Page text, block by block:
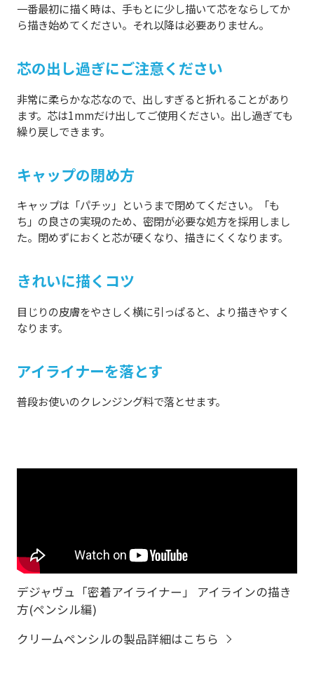
一番最初に描く時は、手もとに少し描いて芯をならしてか
ら描き始めてください。それ以降は必要ありません。
芯の出し過ぎにご注意ください
非常に柔らかな芯なので、出しすぎると折れることがあり
ます。芯は1mmだけ出してご使用ください。出し過ぎても
繰り戻しできます。
キャップの閉め方
キャップは「パチッ」というまで閉めてください。「も
ち」の良さの実現のため、密閉が必要な処方を採用しまし
た。閉めずにおくと芯が硬くなり、描きにくくなります。
きれいに描くコツ
目じりの皮膚をやさしく横に引っぱると、より描きやすく
なります。
アイライナーを落とす
普段お使いのクレンジング料で落とせます。
デジャヴュ「密着アイライナー」 アイラインの描き
方(ペンシル編)
クリームペンシルの製品詳細はこちら